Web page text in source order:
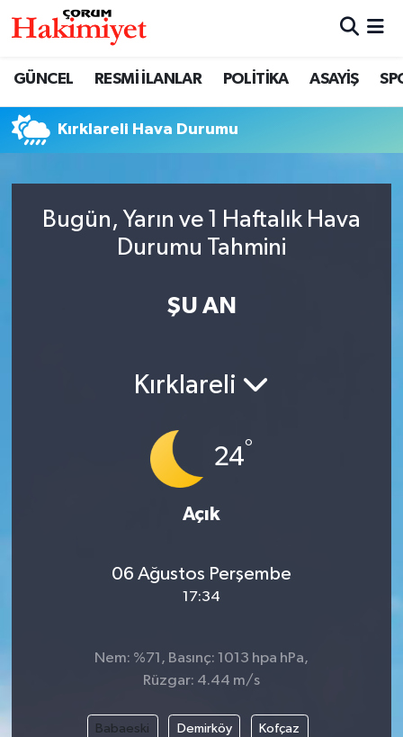
GÜNCEL RESMİ İLANLAR POLİTİKA ASAYİŞ
Kırklareli Hava Durumu
Bugün, Yarın ve 1 Haftalık Hava
Durumu Tahmini
ŞU AN
Kırklareli
24°
Açık
06 Ağustos Perşembe
17:34
Nem: %71, Basınç: 1013 hpa hPa,
Rüzgar: 4.44 m/s
Babaeski Demirköy Kofçaz
EKONOMİ
Nöbetçi Eczaneler
Süper Lig Puan Durumu ve Fikstür